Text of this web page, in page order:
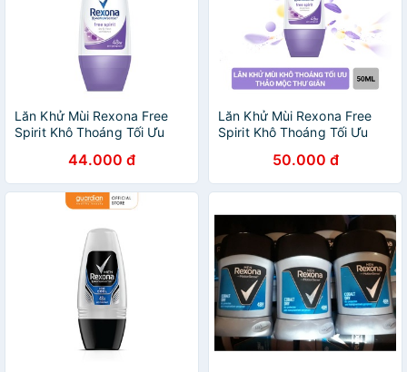
Lăn Khử Mùi Rexona Free
Spirit Khô Thoáng Tối Ưu
44.000 đ
Lăn Khử Mùi Rexona Free
Spirit Khô Thoáng Tối Ưu
50.000 đ